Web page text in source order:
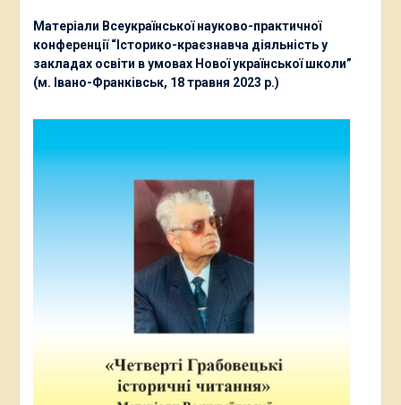
Матеріали Всеукраїнської науково-практичної
конференції “Історико-краєзнавча діяльність у
закладах освіти в умовах Нової української школи”
(м. Івано-Франківськ, 18 травня 2023 р.)